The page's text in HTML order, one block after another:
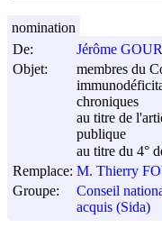
De:
Jérôme
Objet:
membres du
chroniques
au titre de
publique
au titre du 4°
Remplace: M. Thierry
Groupe:
Conseil
acquis (Sida)
nomination